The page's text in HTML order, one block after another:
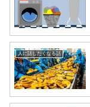
人に話したくなる話